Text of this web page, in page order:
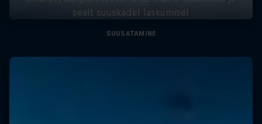
sealt suuskadel laskumisel
SUUSATAMINE